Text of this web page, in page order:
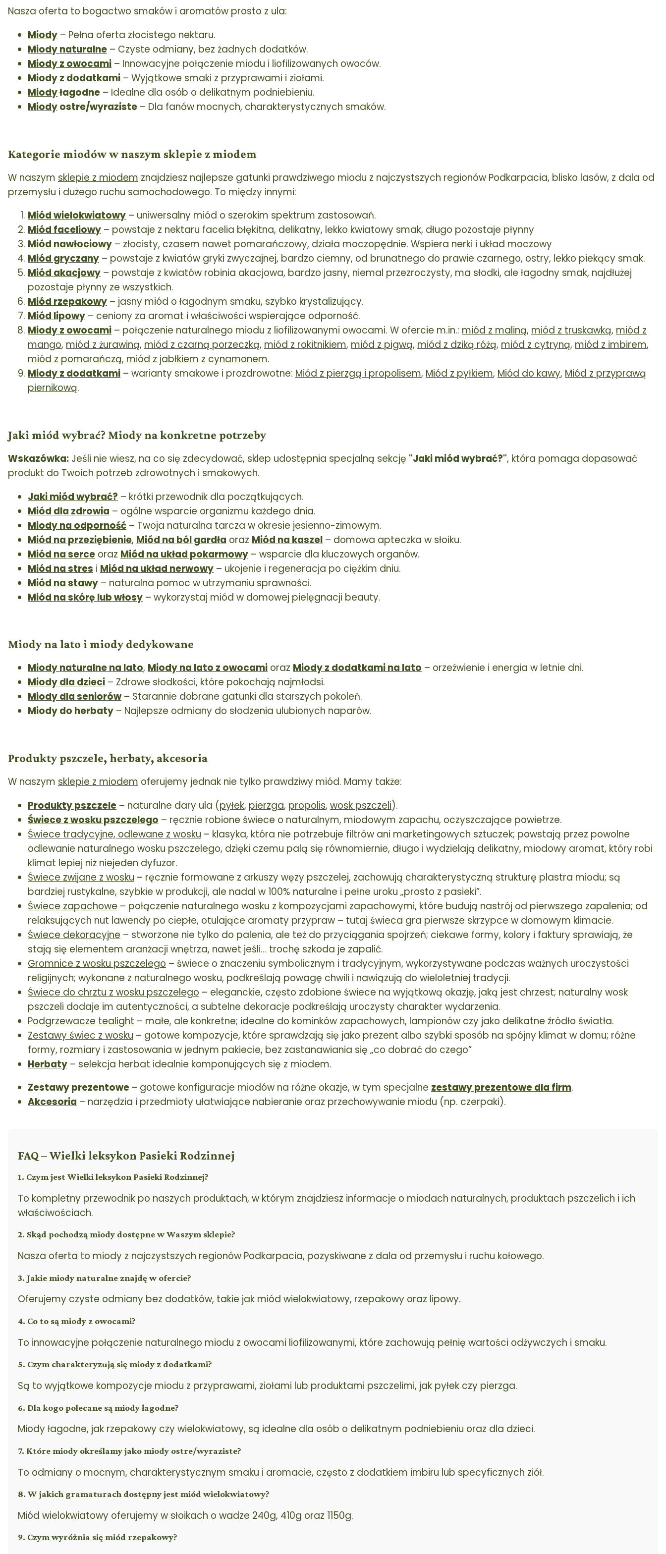
Nasza oferta to bogactwo smaków i aromatów prosto z ula:
Miody – Pełna oferta złocistego nektaru.
Miody naturalne – Czyste odmiany, bez żadnych dodatków.
Miody z owocami – Innowacyjne połączenie miodu i liofilizowanych owoców.
Miody z dodatkami – Wyjątkowe smaki z przyprawami i ziołami.
Miodyłagodne – Idealne dla osób o delikatnym podniebieniu.
Miodyostre/wyraziste – Dla fanów mocnych, charakterystycznych smaków.
Kategorie miodów w naszym sklepie z miodem
W naszym sklepie z miodem znajdziesz najlepsze gatunki prawdziwego miodu z najczystszych regionów Podkarpacia, blisko lasów, z dala od
przemysłu i dużego ruchu samochodowego. To między innymi:
Miód wielokwiatowy – uniwersalny miód o szerokim spektrum zastosowań.
Miód faceliowy – powstaje z nektaru facelia błękitna, delikatny, lekko kwiatowy smak, długo pozostaje płynny
Miód nawłociowy – złocisty, czasem nawet pomarańczowy, działa moczopędnie. Wspiera nerki i układ moczowy
Miód gryczany – powstaje z kwiatów gryki zwyczajnej, bardzo ciemny, od brunatnego do prawie czarnego, ostry, lekko piekący smak.
Miód akacjowy – powstaje z kwiatów robinia akacjowa, bardzo jasny, niemal przezroczysty, ma słodki, ale łagodny smak, najdłużej
pozostaje płynny ze wszystkich.
Miód rzepakowy – jasny miód o łagodnym smaku, szybko krystalizujący.
Miód lipowy – ceniony za aromat i właściwości wspierające odporność.
Miody z owocami – połączenie naturalnego miodu z liofilizowanymi owocami. W ofercie m.in.: miód z maliną, miód z truskawką, miód z
mango, miód z żurawiną, miód z czarną porzeczką, miód z rokitnikiem, miód z pigwą, miód z dziką różą, miód z cytryną, miód z imbirem,
miód z pomarańczą, miód z jabłkiem z cynamonem.
Miody z dodatkami – warianty smakowe i prozdrowotne: Miód z pierzgą i propolisem, Miód z pyłkiem, Miód do kawy, Miód z przyprawą
piernikową.
Jaki miód wybrać? Miody na konkretne potrzeby
Wskazówka: Jeśli nie wiesz, na co się zdecydować, sklep udostępnia specjalną sekcję "Jaki miód wybrać?", która pomaga dopasować
produkt do Twoich potrzeb zdrowotnych i smakowych.
Jaki miód wybrać? – krótki przewodnik dla początkujących.
Miód dla zdrowia – ogólne wsparcie organizmu każdego dnia.
Miody na odporność – Twoja naturalna tarcza w okresie jesienno-zimowym.
Miód na przeziębienie, Miód na ból gardła oraz Miód na kaszel – domowa apteczka w słoiku.
Miód na serce oraz Miód na układ pokarmowy – wsparcie dla kluczowych organów.
Miód na stres i Miód na układ nerwowy – ukojenie i regeneracja po ciężkim dniu.
Miód na stawy – naturalna pomoc w utrzymaniu sprawności.
Miód na skórę lub włosy – wykorzystaj miód w domowej pielęgnacji beauty.
Miody na lato i miody dedykowane
Miody naturalne na lato, Miody na lato z owocami oraz Miody z dodatkami na lato – orzeźwienie i energia w letnie dni.
Miody dla dzieci – Zdrowe słodkości, które pokochają najmłodsi.
Miody dla seniorów – Starannie dobrane gatunki dla starszych pokoleń.
Miody do herbaty – Najlepsze odmiany do słodzenia ulubionych naparów.
Produkty pszczele, herbaty, akcesoria
W naszym sklepie z miodem oferujemy jednak nie tylko prawdziwy miód. Mamy także:
Produkty pszczele – naturalne dary ula (pyłek, pierzga, propolis, wosk pszczeli).
Świece z wosku pszczelego – ręcznie robione świece o naturalnym, miodowym zapachu, oczyszczające powietrze.
Świece tradycyjne, odlewane z wosku – klasyka, która nie potrzebuje filtrów ani marketingowych sztuczek; powstają przez powolne
odlewanie naturalnego wosku pszczelego, dzięki czemu palą się równomiernie, długo i wydzielają delikatny, miodowy aromat, który robi
klimat lepiej niż niejeden dyfuzor.
Świece zwijane z wosku – ręcznie formowane z arkuszy węzy pszczelej, zachowują charakterystyczną strukturę plastra miodu; są
bardziej rustykalne, szybkie w produkcji, ale nadal w 100% naturalne i pełne uroku „prosto z pasieki”.
Świece zapachowe – połączenie naturalnego wosku z kompozycjami zapachowymi, które budują nastrój od pierwszego zapalenia; od
relaksujących nut lawendy po ciepłe, otulające aromaty przypraw – tutaj świeca gra pierwsze skrzypce w domowym klimacie.
Świece dekoracyjne – stworzone nie tylko do palenia, ale też do przyciągania spojrzeń; ciekawe formy, kolory i faktury sprawiają, że
stają się elementem aranżacji wnętrza, nawet jeśli… trochę szkoda je zapalić.
Gromnice z wosku pszczelego – świece o znaczeniu symbolicznym i tradycyjnym, wykorzystywane podczas ważnych uroczystości
religijnych; wykonane z naturalnego wosku, podkreślają powagę chwili i nawiązują do wieloletniej tradycji.
Świece do chrztu z wosku pszczelego – eleganckie, często zdobione świece na wyjątkową okazję, jaką jest chrzest; naturalny wosk
pszczeli dodaje im autentyczności, a subtelne dekoracje podkreślają uroczysty charakter wydarzenia.
Podgrzewacze tealight – małe, ale konkretne; idealne do kominków zapachowych, lampionów czy jako delikatne źródło światła.
Zestawy świec z wosku – gotowe kompozycje, które sprawdzają się jako prezent albo szybki sposób na spójny klimat w domu; różne
formy, rozmiary i zastosowania w jednym pakiecie, bez zastanawiania się „co dobrać do czego”
Herbaty – selekcja herbat idealnie komponujących się z miodem.
Zestawy prezentowe– gotowe konfiguracje miodów na różne okazje, w tym specjalne zestawy prezentowe dla firm.
Akcesoria – narzędzia i przedmioty ułatwiające nabieranie oraz przechowywanie miodu (np. czerpaki).
FAQ – Wielki leksykon Pasieki Rodzinnej
1. Czym jest Wielki leksykon Pasieki Rodzinnej?
To kompletny przewodnik po naszych produktach, w którym znajdziesz informacje o miodach naturalnych, produktach pszczelich i ich
właściwościach.
2. Skąd pochodzą miody dostępne w Waszym sklepie?
Nasza oferta to miody z najczystszych regionów Podkarpacia, pozyskiwane z dala od przemysłu i ruchu kołowego.
3. Jakie miody naturalne znajdę w ofercie?
Oferujemy czyste odmiany bez dodatków, takie jak miód wielokwiatowy, rzepakowy oraz lipowy.
4. Co to są miody z owocami?
To innowacyjne połączenie naturalnego miodu z owocami liofilizowanymi, które zachowują pełnię wartości odżywczych i smaku.
5. Czym charakteryzują się miody z dodatkami?
Są to wyjątkowe kompozycje miodu z przyprawami, ziołami lub produktami pszczelimi, jak pyłek czy pierzga.
6. Dla kogo polecane są miody łagodne?
Miody łagodne, jak rzepakowy czy wielokwiatowy, są idealne dla osób o delikatnym podniebieniu oraz dla dzieci.
7. Które miody określamy jako miody ostre/wyraziste?
To odmiany o mocnym, charakterystycznym smaku i aromacie, często z dodatkiem imbiru lub specyficznych ziół.
8. W jakich gramaturach dostępny jest miód wielokwiatowy?
Miód wielokwiatowy oferujemy w słoikach o wadze 240g, 410g oraz 1150g.
9. Czym wyróżnia się miód rzepakowy?